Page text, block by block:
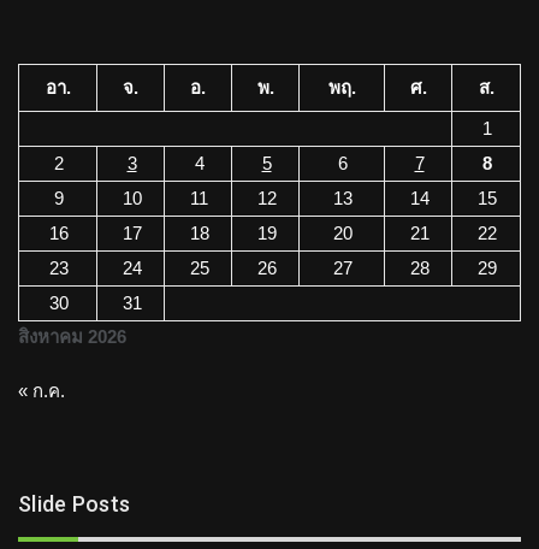
สิงหาคม 2026
อา. จ. อ. พ. พฤ. ศ.
ส.
1
2
3 4 5 6 7
8
9
10 11 12 13 14
15
16
17 18 19 20 21
22
23
24 25 26 27 28
29
30
31
« ก.ค.
Slide Posts